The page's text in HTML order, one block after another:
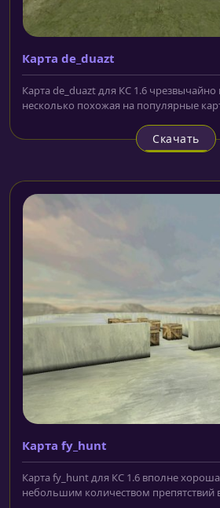
Карта de_duazt
Карта de_duazt для КС 1.6 чрезвычайно
несколько похожая на популярные
Скачать
Карта fy_hunt
Карта fy_hunt для КС 1.6 вполне
небольшим количеством препятствий